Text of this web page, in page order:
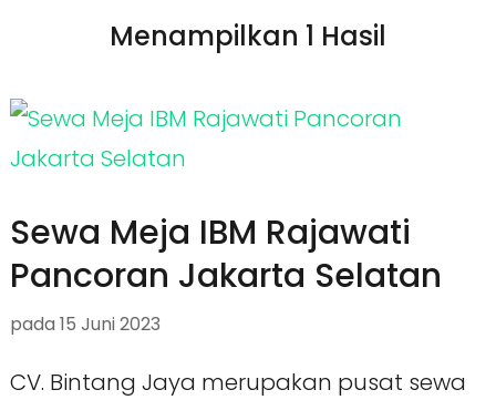
Menampilkan 1 Hasil
Sewa Meja IBM Rajawati
Pancoran Jakarta Selatan
pada 15 Juni 2023
CV. Bintang Jaya merupakan pusat sewa